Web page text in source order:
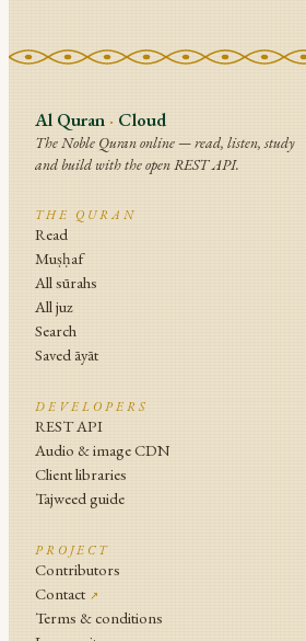
Al Quran · Cloud
The Noble Quran online — read, listen, study
and build with the open REST API.
THE QURAN
Read
Muṣḥaf
All sūrahs
All juz
Search
Saved āyāt
DEVELOPERS
REST API
Audio & image CDN
Client libraries
Tajweed guide
PROJECT
Contributors
Contact ↗
Terms & conditions